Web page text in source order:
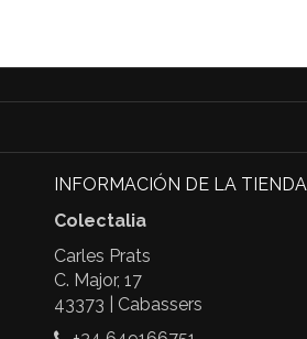
INFORMACIÓN DE LA TIENDA
Colectalia
Carles Prats
C. Major, 17
43373 | Cabassers